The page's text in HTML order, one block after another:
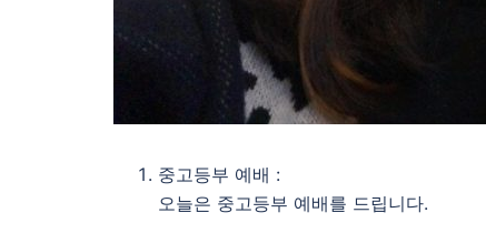
중고등부 예배 :
오늘은 중고등부 예배를 드립니다.